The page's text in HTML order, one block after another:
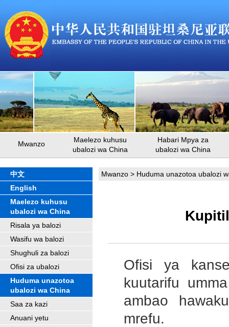
Mwanzo
Maelezo kuhusu
ubalozi wa China
Habari Mpya za
ubalozi wa China
中文
English
Maelezo kuhusu
ubalozi wa China
Risala ya balozi
Wasifu wa balozi
Shughuli za balozi
Ofisi za ubalozi
Huduma unazotoa
ubalozi wa China
Saa za kazi
Anuani yetu
Mwanzo > Huduma unazotoa ubalozi
Ofisi ya
kuutarifu
ambao
mrefu.